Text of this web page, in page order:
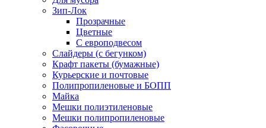
Зип-Лок
Прозрачные
Цветные
С европодвесом
Слайдеры (с бегунком)
Крафт пакеты (бумажные)
Курьерские и почтовые
Полипропиленовые и БОПП
Майка
Мешки полиэтиленовые
Мешки полипропиленовые